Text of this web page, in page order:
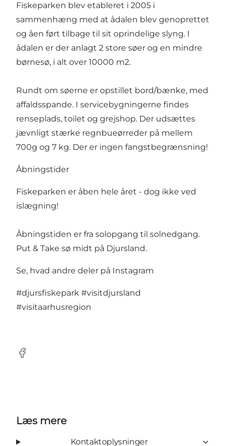
Fiskeparken blev etableret i 2005 i
sammenhæng med at ådalen blev genoprettet
og åen ført tilbage til sit oprindelige slyng. I
ådalen er der anlagt 2 store søer og en mindre
børnesø, i alt over 10000 m2.
Rundt om søerne er opstillet bord/bænke, med
affaldsspande. I servicebygningerne findes
renseplads, toilet og grejshop. Der udsættes
jævnligt stærke regnbueørreder på mellem
700g og 7 kg. Der er ingen fangstbegrænsning!
Åbningstider
Fiskeparken er åben hele året - dog ikke ved
islægning!
Åbningstiden er fra solopgang til solnedgang.
Put & Take sø midt på Djursland.
Se, hvad andre deler på Instagram
#djursfiskepark #visitdjursland
#visitaarhusregion
Facebook
Læs mere
Kontaktoplysninger